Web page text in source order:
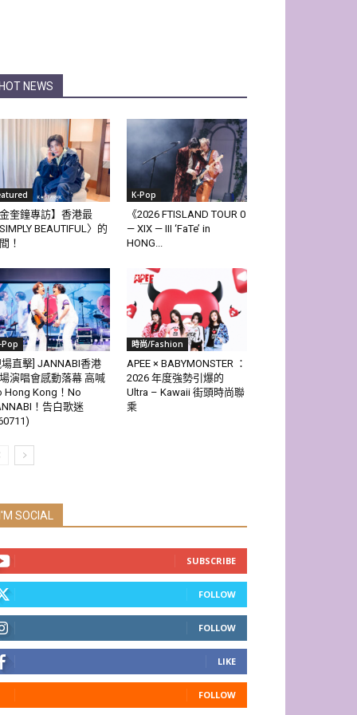
HOT NEWS
金奎鐘專訪】香港最
SIMPLY BEAUTIFUL〉的
！
K-Pop
《2026 FTISLAND TOUR 0
— XIX — III ‘FaTe’ in
HONG...
Pop
場直擊] JANNABI香港
演唱會感動落幕 高喊
Hong Kong！No
！告白歌迷
時尚/Fashion
APEE × BABYMONSTER ：
2026 年度強勢引爆的
Ultra – Kawaii 街頭時尚聯
乘
I'M SOCIAL
SUBSCRIBE
FOLLOW
FOLLOW
LIKE
FOLLOW